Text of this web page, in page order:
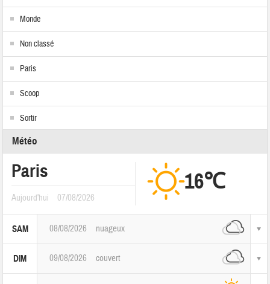
Monde
Non classé
Paris
Scoop
Sortir
Météo
Paris
Aujourd'hui 07/08/2026
16℃
SAM 08/08/2026 nuageux
DIM 09/08/2026 couvert